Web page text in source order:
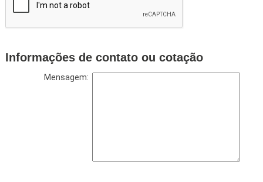
Informações de contato ou cotação
Mensagem: